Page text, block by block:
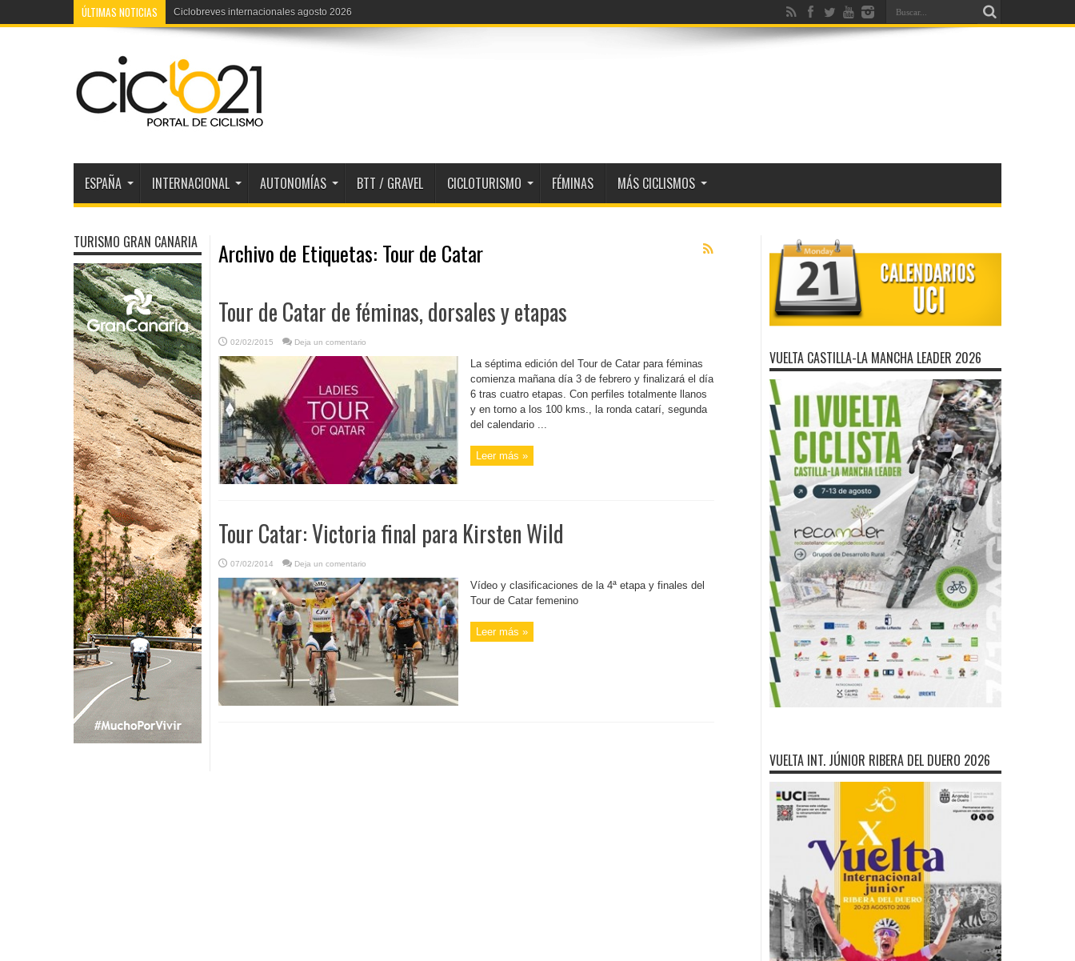
ÚLTIMAS NOTICIAS Ciclobreves internacionales agosto 2026
ESPAÑA INTERNACIONAL AUTONOMÍAS BTT / GRAVEL CICLOTURISMO FÉMINAS MÁS CICLISMOS
Archivo de Etiquetas: Tour de Catar
Tour de Catar de féminas, dorsales y etapas
02/02/2015 Deja un comentario
La séptima edición del Tour de Catar para féminas
comienza mañana día 3 de febrero y finalizará el día
6 tras cuatro etapas. Con perfiles totalmente llanos
y en torno a los 100 kms., la ronda catarí, segunda
del calendario ...
Leer más »
Tour Catar: Victoria final para Kirsten Wild
07/02/2014 Deja un comentario
Vídeo y clasificaciones de la 4ª etapa y finales del
Tour de Catar femenino
Leer más »
TURISMO GRAN CANARIA
VUELTA CASTILLA-LA MANCHA LEADER 2026
VUELTA INT. JÚNIOR RIBERA DEL DUERO 2026